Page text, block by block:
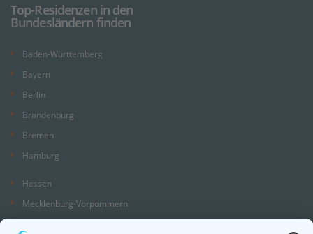
Top-Residenzen in den
Bundesländern finden
Baden-Württemberg
Bayern
Berlin
Brandenburg
Bremen
Hamburg
Hessen
Mecklenburg-Vorpommern
Niedersachsen